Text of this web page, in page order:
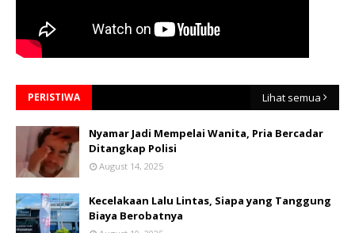
PERISTIWA Lihat semua
Nyamar Jadi Mempelai Wanita, Pria Bercadar
Ditangkap Polisi
August 14, 2025
Kecelakaan Lalu Lintas, Siapa yang Tanggung
Biaya Berobatnya